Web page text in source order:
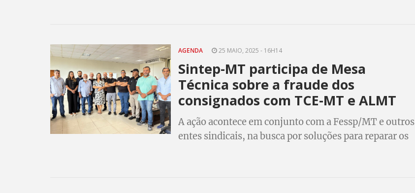
AGENDA 25 MAIO, 2025 - 16H14
Sintep-MT participa de Mesa
Técnica sobre a fraude dos
consignados com TCE-MT e ALMT
A ação acontece em conjunto com a Fessp/MT e outros
entes sindicais, na busca por soluções para reparar os